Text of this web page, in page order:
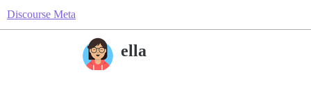
Discourse Meta
ella